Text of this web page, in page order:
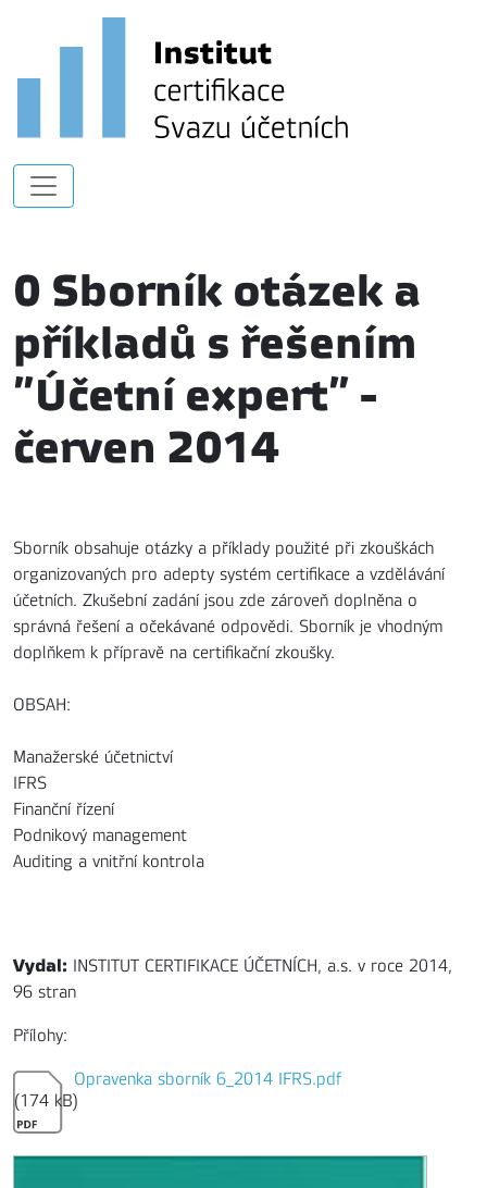
0 Sborník otázek a
příkladů s řešením
”Účetní expert” -
červen 2014
Sborník obsahuje otázky a příklady použité při zkouškách
organizovaných pro adepty systém certifikace a vzdělávání
účetních. Zkušební zadání jsou zde zároveň doplněna o
správná řešení a očekávané odpovědi. Sborník je vhodným
doplňkem k přípravě na certifikační zkoušky.
OBSAH:
Manažerské účetnictví
IFRS
Finanční řízení
Podnikový management
Auditing a vnitřní kontrola
Vydal: INSTITUT CERTIFIKACE ÚČETNÍCH, a.s. v roce 2014,
96 stran
Přílohy:
Opravenka sborník 6_2014 IFRS.pdf
(174 kB)